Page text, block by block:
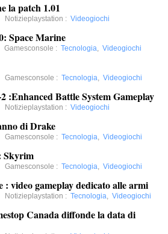
la patch 1.01
Notizieplaystation : Videogiochi
Space Marine
Gamesconsole : Tecnologia, Videogiochi
Gamesconsole : Tecnologia, Videogiochi
:Enhanced Battle System Gameplay
Notizieplaystation : Videogiochi
di Drake
Gamesconsole : Tecnologia, Videogiochi
Skyrim
Gamesconsole : Tecnologia, Videogiochi
video gameplay dedicato alle armi
Notizieplaystation : Tecnologia, Videogiochi
Canada diffonde la data di